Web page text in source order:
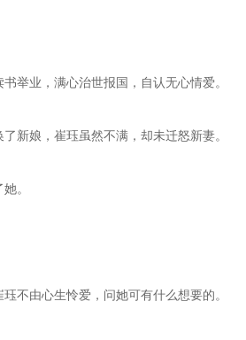
举业，满心治世报国，自认无心情爱。
新娘，崔珏虽然不满，却未迁怒新妻。
。
不由心生怜爱，问她可有什么想要的。